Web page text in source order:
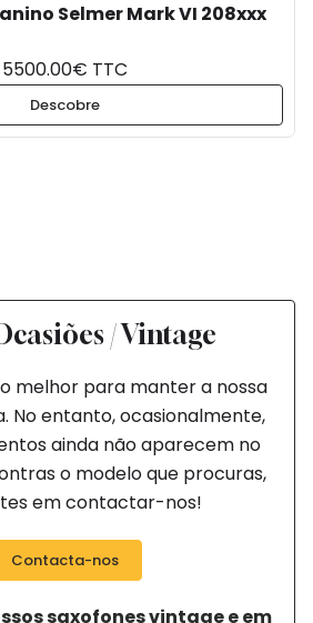
Selmer Mark VI 208xxx
5500.00€ TTC
Descobre
/ Vintage
melhor para manter a nossa
No entanto, ocasionalmente,
ainda não aparecem no
o modelo que procuras,
em contactar-nos!
Contacta-nos
saxofones vintage e em